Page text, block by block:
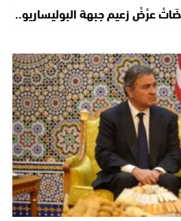
عرْضْ زعيم جبهة البوليساريو..